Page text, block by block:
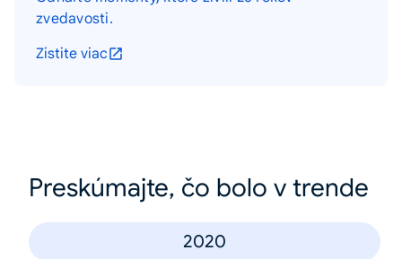
zvedavosti.
Zistite viac
Preskúmajte, čo bolo v trende
2020